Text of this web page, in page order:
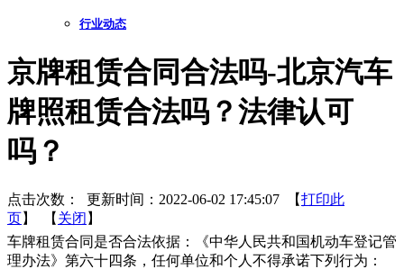
行业动态
京牌租赁合同合法吗-北京汽车
牌照租赁合法吗？法律认可
吗？
点击次数： 更新时间：2022-06-02 17:45:07 【打印此
页】 【 关闭 】
车牌租赁合同是否合法依据：《中华人民共和国机动车登记管
理办法》第六十四条，任何单位和个人不得承诺下列行为：